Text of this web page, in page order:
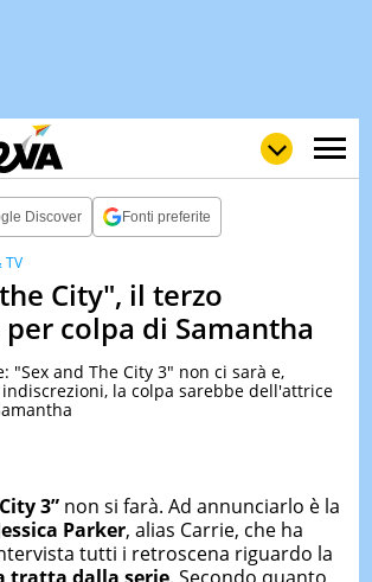
STORIE
TEST
Discover Fonti preferite
City", il terzo
colpa di Samantha
"Sex and The City 3" non ci sarà e,
la colpa sarebbe dell'attrice
TV
3”non si farà. Ad annunciarlo è la
Parker, alias Carrie, che ha
tutti i retroscena riguardo la
tratta dalla serie. Secondo quanto